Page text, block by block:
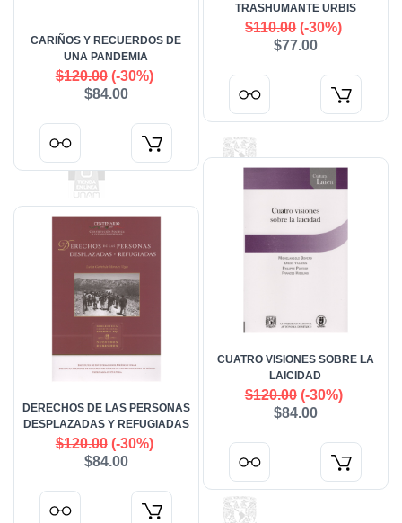
TRASHUMANTE URBIS
$110.00(-30%)
$77.00
CARIÑOS Y RECUERDOS DE
UNA PANDEMIA
$120.00(-30%)
$84.00
CUATRO VISIONES SOBRE LA
LAICIDAD
$120.00(-30%)
$84.00
DERECHOS DE LAS PERSONAS
DESPLAZADAS Y REFUGIADAS
$120.00(-30%)
$84.00